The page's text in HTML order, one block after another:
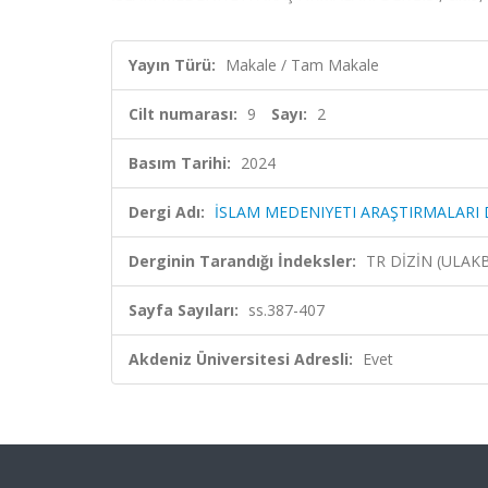
Yayın Türü: Makale / Tam Makale
Cilt numarası: 9 Sayı: 2
Basım Tarihi: 2024
Dergi Adı: İSLAM MEDENIYETI ARAŞTIRMALARI
Derginin Tarandığı İndeksler: TR DİZİN
Sayfa Sayıları: ss.387-407
Akdeniz Üniversitesi Adresli: Evet